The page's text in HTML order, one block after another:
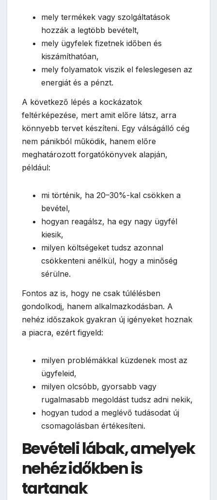
mely termékek vagy szolgáltatások
hozzák a legtöbb bevételt,
mely ügyfelek fizetnek időben és
kiszámíthatóan,
mely folyamatok viszik el feleslegesen az
energiát és a pénzt.
A következő lépés a kockázatok
feltérképezése, mert amit előre látsz, arra
könnyebb tervet készíteni. Egy válságálló cég
nem pánikból működik, hanem előre
meghatározott forgatókönyvek alapján,
például:
mi történik, ha 20–30%-kal csökken a
bevétel,
hogyan reagálsz, ha egy nagy ügyfél
kiesik,
milyen költségeket tudsz azonnal
csökkenteni anélkül, hogy a minőség
sérülne.
Fontos az is, hogy ne csak túlélésben
gondolkodj, hanem alkalmazkodásban. A
nehéz időszakok gyakran új igényeket hoznak
a piacra, ezért figyeld:
milyen problémákkal küzdenek most az
ügyfeleid,
milyen olcsóbb, gyorsabb vagy
rugalmasabb megoldást tudsz adni nekik,
hogyan tudod a meglévő tudásodat új
csomagolásban értékesíteni.
Bevételi lábak, amelyek
nehéz időkben is
tartanak